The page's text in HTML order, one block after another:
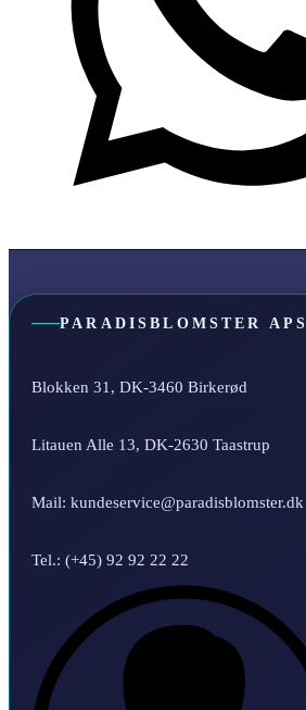
PARADISBLOMSTER APS
Blokken 31, DK-3460 Birkerød
Litauen Alle 13, DK-2630 Taastrup
Mail: kundeservice@paradisblomster.dk
Tel.: (+45) 92 92 22 22